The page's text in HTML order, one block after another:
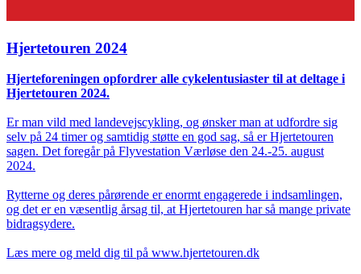
Hjertetouren 2024
Hjerteforeningen opfordrer alle cykelentusiaster til at deltage i
Hjertetouren 2024.
Er man vild med landevejscykling, og ønsker man at udfordre sig
selv på 24 timer og samtidig støtte en god sag, så er Hjertetouren
sagen. Det foregår på Flyvestation Værløse den 24.-25. august
2024.
Rytterne og deres pårørende er enormt engagerede i indsamlingen,
og det er en væsentlig årsag til, at Hjertetouren har så mange private
bidragsydere.
Læs mere og meld dig til på www.hjertetouren.dk